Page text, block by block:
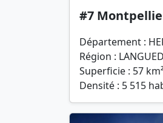
#7
Département :
Région :
Superficie : 57 km²
Densité : 5 515